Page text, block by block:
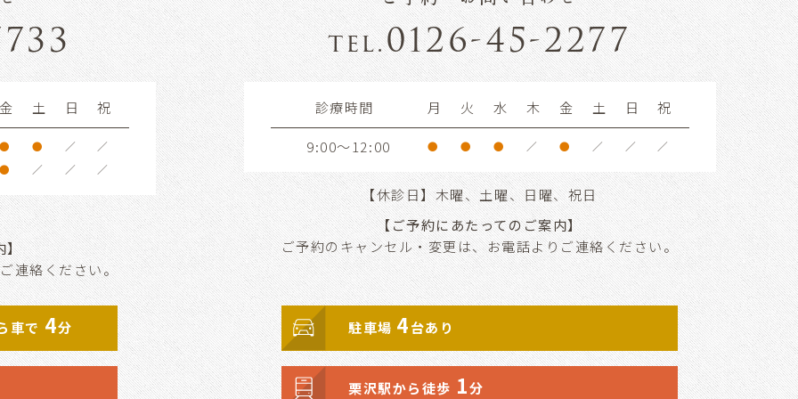
土 日 祝
● ／
／
／ ／ ／
】
連絡ください。
車で 4分
tel.0126-45-2277
診療時間 月 火 水 木 金 土 日
祝
9:00～12:00
● ● ● ／ ● ／ ／ ／
【休診日】木曜、土曜、日曜、祝日
【ご予約にあたってのご案内】
ご予約のキャンセル・変更は、お電話よりご連絡ください。
駐車場 4台あり
栗沢駅から徒歩 1分